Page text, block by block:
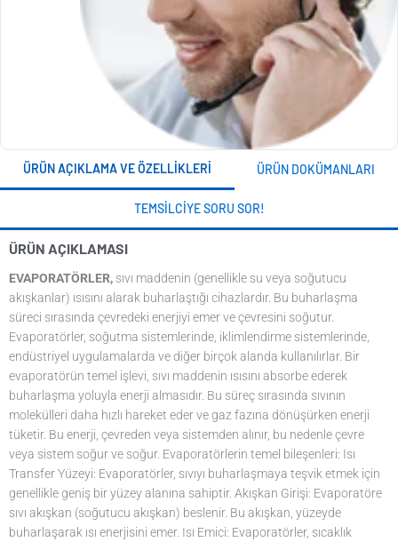
ÜRÜN AÇIKLAMA VE ÖZELLIKLERI ÜRÜN DOKÜMANLARI
TEMSILCIYE SORU SOR!
ÜRÜN AÇIKLAMASI
EVAPORATÖRLER, sıvı maddenin (genellikle su veya soğutucu
akışkanlar) ısısını alarak buharlaştığı cihazlardır. Bu buharlaşma
süreci sırasında çevredeki enerjiyi emer ve çevresini soğutur.
Evaporatörler, soğutma sistemlerinde, iklimlendirme sistemlerinde,
endüstriyel uygulamalarda ve diğer birçok alanda kullanılırlar. Bir
evaporatörün temel işlevi, sıvı maddenin ısısını absorbe ederek
buharlaşma yoluyla enerji almasıdır. Bu süreç sırasında sıvının
molekülleri daha hızlı hareket eder ve gaz fazına dönüşürken enerji
tüketir. Bu enerji, çevreden veya sistemden alınır, bu nedenle çevre
veya sistem soğur ve soğur. Evaporatörlerin temel bileşenleri: Isı
Transfer Yüzeyi: Evaporatörler, sıvıyı buharlaşmaya teşvik etmek için
genellikle geniş bir yüzey alanına sahiptir. Akışkan Girişi: Evaporatöre
sıvı akışkan (soğutucu akışkan) beslenir. Bu akışkan, yüzeyde
buharlaşarak ısı enerjisini emer. Isı Emici: Evaporatörler, sıcaklık